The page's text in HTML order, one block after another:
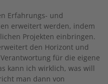
Erfahrungs- und
erweitert werden, indem
Projekten einbringen.
den Horizont und
für die eigene
kann ich wirklich, was will
man dann von